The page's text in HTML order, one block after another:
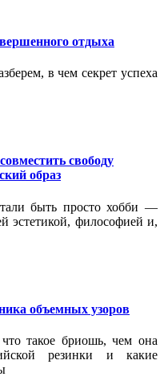
отдыха
в чем секрет успеха
свободу
образ
быть просто хобби —
эстетикой, философией и,
объемных узоров
такое бриошь, чем она
резинки и какие